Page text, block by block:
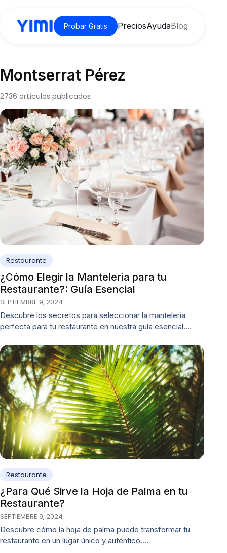
Probar Gratis PreciosAyudaBlog
Montserrat Pérez
2736 artículos publicados
Restaurante
¿Cómo Elegir la Mantelería para tu
Restaurante?: Guía Esencial
SEPTIEMBRE 9, 2024
Descubre los secretos para seleccionar la mantelería
perfecta para tu restaurante en nuestra guía esencial.…
Restaurante
¿Para Qué Sirve la Hoja de Palma en tu
Restaurante?
SEPTIEMBRE 9, 2024
Descubre cómo la hoja de palma puede transformar tu
restaurante en un lugar único y auténtico.…